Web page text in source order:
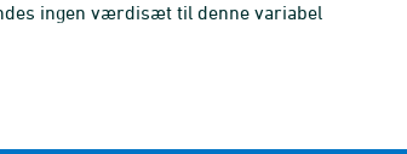
ingen værdisæt til denne variabel